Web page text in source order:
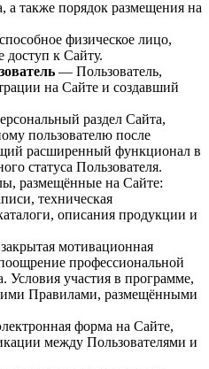
а также порядок размещения на
физическое лицо,
доступ к Сайту.
— Пользователь,
на Сайте и создавший
раздел Сайта,
пользователю после
расширенный функционал в
статуса Пользователя.
размещённые на Сайте:
техническая
описания продукции и
мотивационная
профессиональной
Условия участия в программе,
Правилами, размещёнными
форма на Сайте,
между Пользователями и